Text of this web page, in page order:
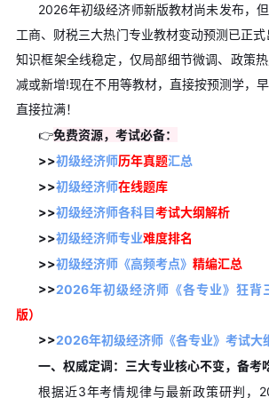
2026年初级经济师新版教材尚未发布，但
工商、财税三大热门专业教材变动预测已正
知识框架全线稳定，仅局部细节微调、政策
减或新增!现在不用等教材，直接按预测学，
直接拉满！
👉免费资源，考试必备：
>>初级经济师历年真题汇总
>>初级经济师在线题库
>>初级经济师各科目考试大纲解析
>>初级经济师专业难度排名
>>初级经济师《高频考点》 精编汇总
>>2026年初级经济师《各专业》狂背
版）
>>2026年初级经济师《各专业》考试大
一、权威定调：三大专业核心不变，备考
根据近3年考情规律与最新政策研判，